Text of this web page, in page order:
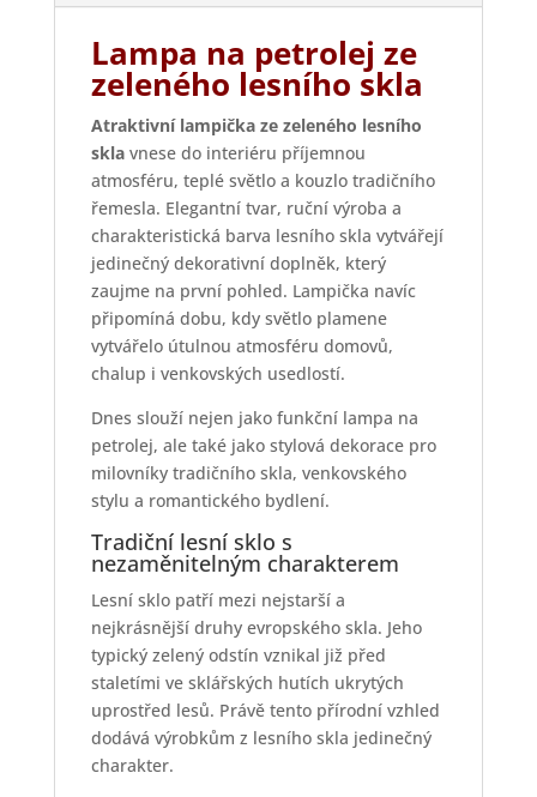
Lampa na petrolej ze
zeleného lesního skla
Atraktivní lampička ze zeleného lesního
sklavnese do interiéru příjemnou
atmosféru, teplé světlo a kouzlo tradičního
řemesla. Elegantní tvar, ruční výroba a
charakteristická barva lesního skla vytvářejí
jedinečný dekorativní doplněk, který
zaujme na první pohled. Lampička navíc
připomíná dobu, kdy světlo plamene
vytvářelo útulnou atmosféru domovů,
chalup i venkovských usedlostí.
Dnes slouží nejen jako funkční lampa na
petrolej, ale také jako stylová dekorace pro
milovníky tradičního skla, venkovského
stylu a romantického bydlení.
Tradiční lesní sklo s
nezaměnitelným charakterem
Lesní sklo patří mezi nejstarší a
nejkrásnější druhy evropského skla. Jeho
typický zelený odstín vznikal již před
staletími ve sklářských hutích ukrytých
uprostřed lesů. Právě tento přírodní vzhled
dodává výrobkům z lesního skla jedinečný
charakter.